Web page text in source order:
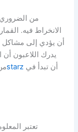
من
الانخراط فيه.
أن يؤدي إلى مشاكل
يدرك اللاعبون
888starz
تعتبر